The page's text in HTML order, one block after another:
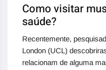
Como visitar
saúde?
Recentemente,
London (UCL)
relacionam de alguma